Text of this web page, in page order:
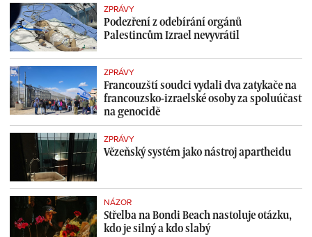
ZPRÁVY
Podezření z odebírání orgánů
Palestincům Izrael nevyvrátil
ZPRÁVY
Francouzští soudci vydali dva zatykače na
francouzsko-izraelské osoby za spoluúčast
na genocidě
ZPRÁVY
Vězeňský systém jako nástroj apartheidu
NÁZOR
Střelba na Bondi Beach nastoluje otázku,
kdo je silný a kdo slabý